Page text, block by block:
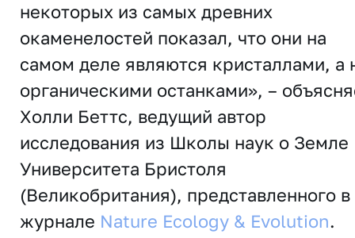
некоторых из самых древних
окаменелостей показал, что они на
самом деле являются кристаллами, а
органическими останками», –
Холли Беттс, ведущий автор
исследования из Школы наук о Земле
Университета Бристоля
(Великобритания), представленного в
журнале Nature Ecology & Evolution.